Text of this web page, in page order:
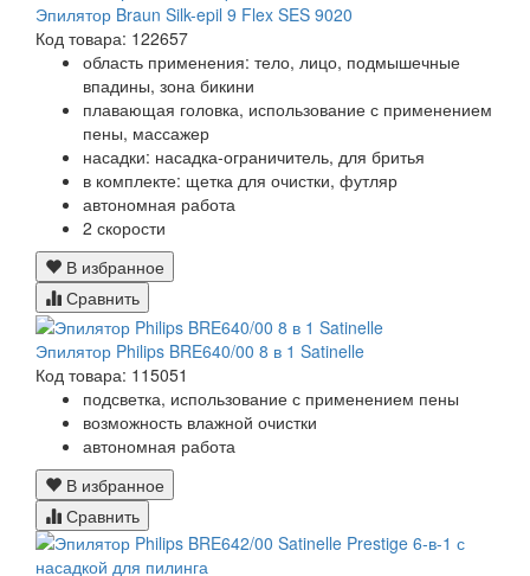
Эпилятор Braun Silk-epil 9 Flex SES 9020
Код товара: 122657
область применения: тело, лицо, подмышечные
впадины, зона бикини
плавающая головка, использование с применением
пены, массажер
насадки: насадка-ограничитель, для бритья
в комплекте: щетка для очистки, футляр
автономная работа
2 скорости
В избранное
Сравнить
Эпилятор Philips BRE640/00 8 в 1 Satinelle
Код товара: 115051
подсветка, использование с применением пены
возможность влажной очистки
автономная работа
В избранное
Сравнить